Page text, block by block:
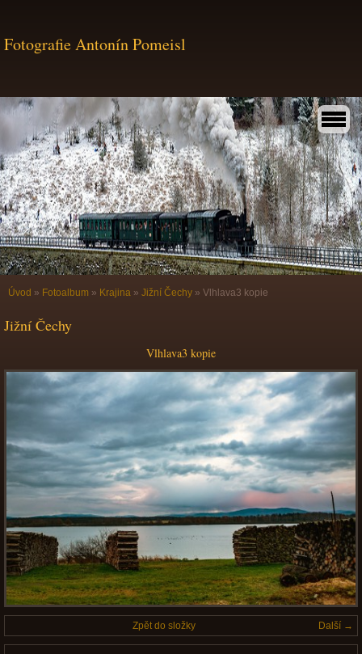
Fotografie Antonín Pomeisl
Úvod » Fotoalbum » Krajina » Jižní Čechy » Vlhlava3 kopie
Jižní Čechy
Vlhlava3 kopie
Další →
Zpět do složky